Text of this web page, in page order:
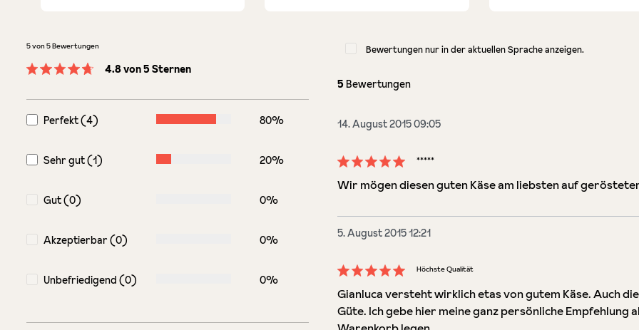
5 von 5 Bewertungen
4.8 von 5 Sternen
Perfekt (4) 80%
Sehr gut (1) 20%
Gut (0) 0%
Akzeptierbar (0) 0%
Unbefriedigend (0) 0%
Bewertungen nur in der aktuellen Sprache anzeigen.
5 Bewertungen
14. August 2015 09:05
Bewertung mit 5 von 5 Sternen
*****
Wir mögen diesen guten Käse am liebsten auf
5. August 2015 12:21
Bewertung mit 5 von 5 Sternen
Höchste Qualität
Gianluca versteht wirklich etas von gutem Käse. Auch
Güte. Ich gebe hier meine ganz persönliche Empfehlung